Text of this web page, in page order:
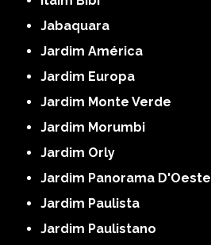
Jabaquara
Jardim América
Jardim Europa
Jardim Monte Verde
Jardim Morumbi
Jardim Orly
Jardim Panorama D'Oeste
Jardim Paulista
Jardim Paulistano